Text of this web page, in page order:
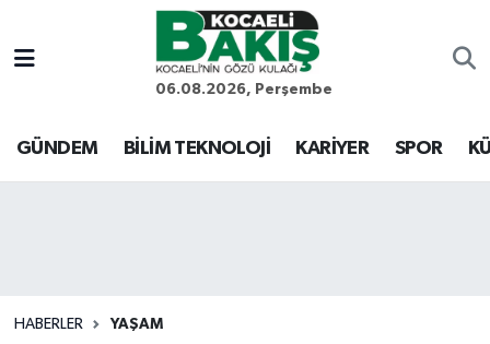
06.08.2026, Perşembe
GÜNDEM BİLİM TEKNOLOJİ KARİYER SPOR
HABERLER YAŞAM
Kocaeli Nöbetçi Eczaneler
Kocaeli Hava Durumu